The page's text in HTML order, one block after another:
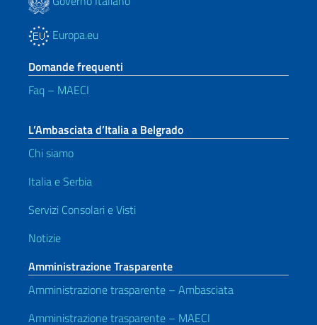
Europa.eu
Domande frequenti
Faq – MAECI
L’Ambasciata d’Italia a Belgrado
Chi siamo
Italia e Serbia
Servizi Consolari e Visti
Notizie
Amministrazione Trasparente
Amministrazione trasparente – Ambasciata
Amministrazione trasparente – MAECI